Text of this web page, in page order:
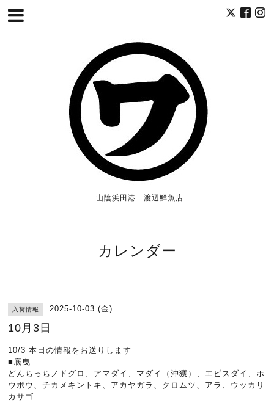
山陰浜田港 渡辺鮮魚店
カレンダー
入荷情報 2025-10-03 (金)
10月3日
10/3 本日の情報をお送りします
■底曳
どんちっちノドグロ、アマダイ、マダイ（沖獲）、エビスダイ、ホ
ウボウ、チカメキントキ、アカヤガラ、クロムツ、アラ、ウッカリ
カサゴ